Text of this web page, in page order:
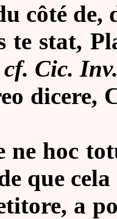
côté de,
te stat,
Cic.
dicere,
ne hoc
que
a